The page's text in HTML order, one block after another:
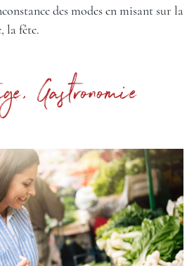
des modes en misant sur la
la fête.
Gastronomie